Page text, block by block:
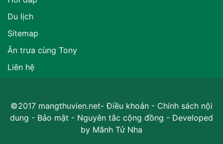
Du lịch
Sitemap
Ăn trưa cùng Tony
Liên hệ
©2017 mangthuvien.net-Điều khoản - Chính sách nội
dung - Bảo mật - Nguyên tắc cộng đồng - Developed
by Mãnh Tử Nha